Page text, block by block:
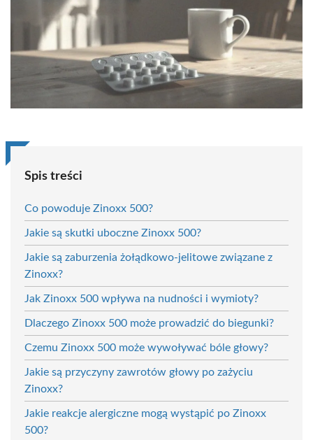
Spis treści
Co powoduje Zinoxx 500?
Jakie są skutki uboczne Zinoxx 500?
Jakie są zaburzenia żołądkowo-jelitowe związane z
Zinoxx?
Jak Zinoxx 500 wpływa na nudności i wymioty?
Dlaczego Zinoxx 500 może prowadzić do biegunki?
Czemu Zinoxx 500 może wywoływać bóle głowy?
Jakie są przyczyny zawrotów głowy po zażyciu
Zinoxx?
Jakie reakcje alergiczne mogą wystąpić po Zinoxx
500?